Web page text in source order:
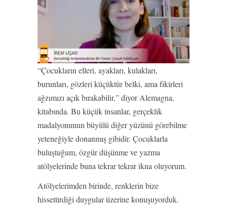
“Çocukların elleri, ayakları, kulakları,
burunları, gözleri küçüktür belki, ama fikirleri
ağzımızı açık bırakabilir,” diyor Alemagna,
kitabında. Bu küçük insanlar, gerçeklik
madalyonunun büyülü diğer yüzünü görebilme
yeteneğiyle donanmış gibidir. Çocuklarla
buluştuğum, özgür düşünme ve yazma
atölyelerinde buna tekrar tekrar ikna oluyorum.
Atölyelerimden birinde, renklerin bize
hissettirdiği duygular üzerine konuşuyorduk.